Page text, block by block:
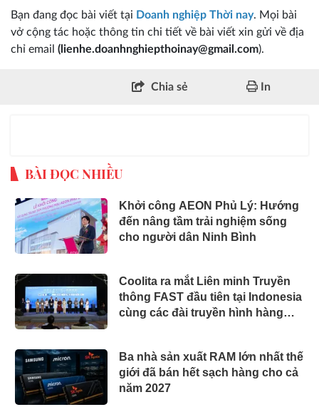
Bạn đang đọc bài viết tại Doanh nghiệp Thời nay. Mọi bài
vở cộng tác hoặc thông tin chi tiết về bài viết xin gửi về địa
chỉ email (lienhe.doanhnghiepthoinay@gmail.com).
Chia sẻ In
BÀI ĐỌC NHIỀU
Khởi công AEON Phủ Lý: Hướng
đến nâng tầm trải nghiệm sống
cho người dân Ninh Bình
Coolita ra mắt Liên minh Truyền
thông FAST đầu tiên tại Indonesia
cùng các đài truyền hình hàng
Ba nhà sản xuất RAM lớn nhất thế
giới đã bán hết sạch hàng cho cả
năm 2027